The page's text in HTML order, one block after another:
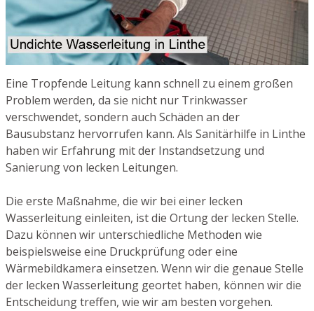
Eine Tropfende Leitung kann schnell zu einem großen
Problem werden, da sie nicht nur Trinkwasser
verschwendet, sondern auch Schäden an der
Bausubstanz hervorrufen kann. Als Sanitärhilfe in Linthe
haben wir Erfahrung mit der Instandsetzung und
Sanierung von lecken Leitungen.
Die erste Maßnahme, die wir bei einer lecken
Wasserleitung einleiten, ist die Ortung der lecken Stelle.
Dazu können wir unterschiedliche Methoden wie
beispielsweise eine Druckprüfung oder eine
Wärmebildkamera einsetzen. Wenn wir die genaue Stelle
der lecken Wasserleitung geortet haben, können wir die
Entscheidung treffen, wie wir am besten vorgehen.